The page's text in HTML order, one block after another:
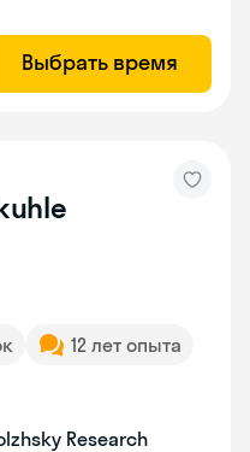
Выбрать время
12 лет опыта
Research